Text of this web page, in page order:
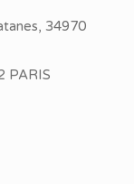
34970
PARIS